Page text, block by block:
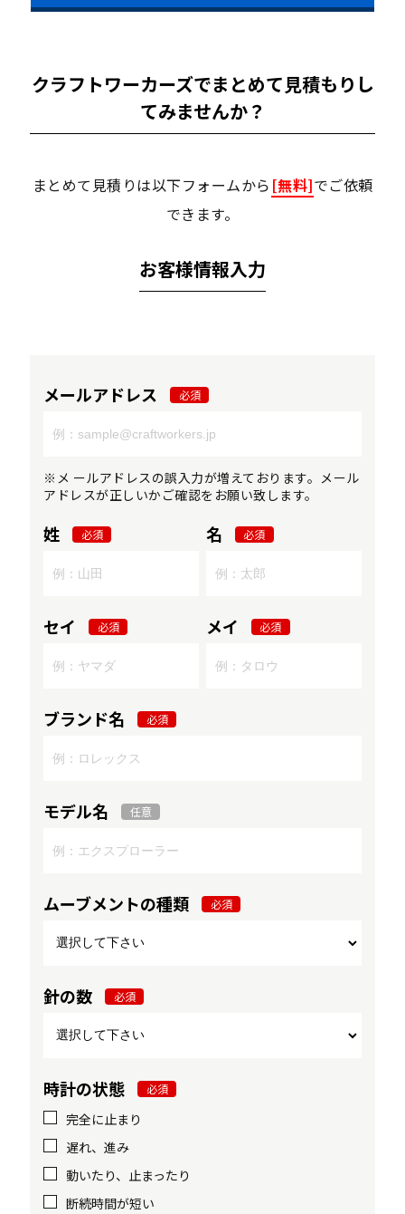
クラフトワーカーズでまとめて見積もりし
てみませんか？
まとめて見積りは以下フォームから [無料]でご依頼
できます。
お客様情報入力
メールアドレス 必須
※メ ールアドレスの誤入力が増えております。メール
アドレスが正しいかご確認をお願い致します。
姓 必須 名 必須
セイ 必須 メイ 必須
ブランド名 必須
モデル名 任意
ムーブメントの種類 必須
針の数 必須
時計の状態 必須
完全に止まり
遅れ、進み
動いたり、止まったり
断続時間が短い